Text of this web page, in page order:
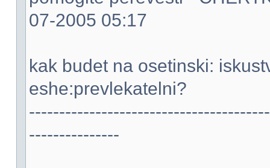
07-2005 05:17
kak budet na osetinski:
eshe:prevlekatelni?
---------------